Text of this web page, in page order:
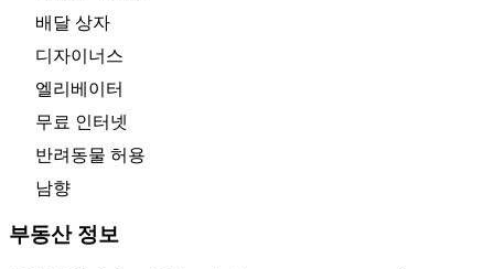
배달 상자
디자이너스
엘리베이터
무료 인터넷
반려동물 허용
남향
부동산 정보